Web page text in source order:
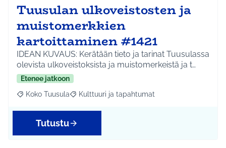
Tuusulan ulkoveistosten ja
muistomerkkien
kartoittaminen #1421
IDEAN KUVAUS: Kerätään tieto ja tarinat Tuusulassa
olevista ulkoveistoksista ja muistomerkeistä ja t…
Etenee jatkoon
Rajaa tulokset aihepiirin mukaan: Koko Tuusula
Koko Tuusula Rajaa tulokset teeman mukaan: Kulttuuri ja
Kulttuuri ja tapahtumat
Tutustu